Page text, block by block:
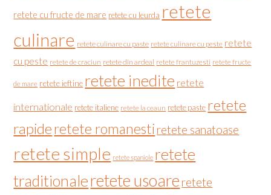
retete cu fructe de mare retete cu leurda retete
culinare retete culinare cu paste retete culinare cu peste retete
cu peste retete de craciun retete din ardeal retete frantuzesti retete fructe
de mare retete ieftine retete inedite retete
internationale retete italiene retete la ceaun retete paste retete
rapideretete romanesti retete sanatoase
retete simple retete spaniole retete
traditionaleretete usoare retete